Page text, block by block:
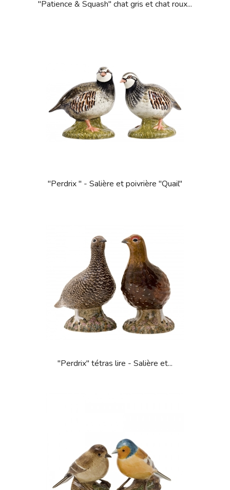
"Patience & Squash" chat gris et chat roux...
"Perdrix " - Salière et poivrière "Quail"
"Perdrix" tétras lire - Salière et...